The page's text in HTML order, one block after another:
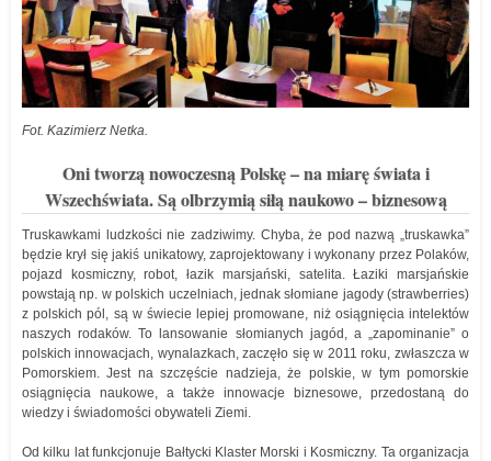
Fot. Kazimierz Netka.
Oni tworzą nowoczesną Polskę – na miarę świata i
Wszechświata. Są olbrzymią siłą naukowo – biznesową
Truskawkami ludzkości nie zadziwimy. Chyba, że pod nazwą „truskawka”
będzie krył się jakiś unikatowy, zaprojektowany i wykonany przez Polaków,
pojazd kosmiczny, robot, łazik marsjański, satelita. Łaziki marsjańskie
powstają np. w polskich uczelniach, jednak słomiane jagody (strawberries)
z polskich pól, są w świecie lepiej promowane, niż osiągnięcia intelektów
naszych rodaków. To lansowanie słomianych jagód, a „zapominanie” o
polskich innowacjach, wynalazkach, zaczęło się w 2011 roku, zwłaszcza w
Pomorskiem. Jest na szczęście nadzieja, że polskie, w tym pomorskie
osiągnięcia naukowe, a także innowacje biznesowe, przedostaną do
wiedzy i świadomości obywateli Ziemi.
Od kilku lat funkcjonuje Bałtycki Klaster Morski i Kosmiczny. Ta organizacja